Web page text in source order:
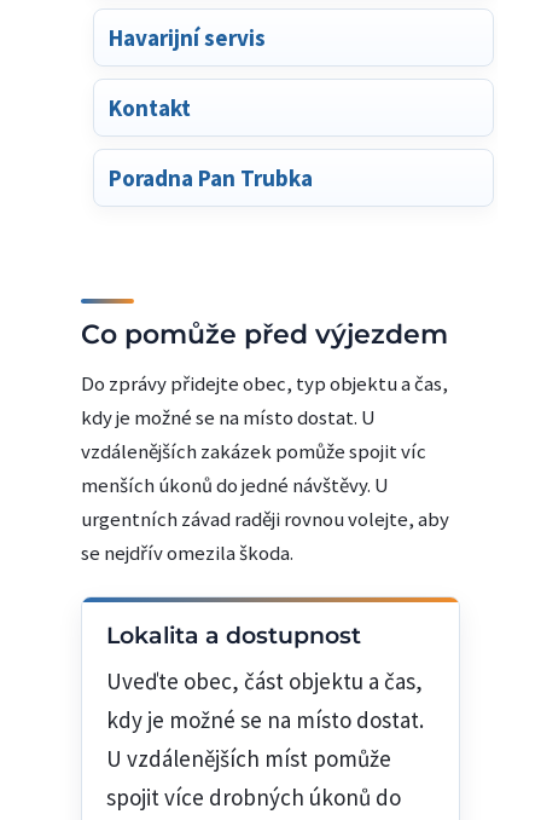
Havarijní servis
Kontakt
Poradna Pan Trubka
Co pomůže před výjezdem
Do zprávy přidejte obec, typ objektu a čas,
kdy je možné se na místo dostat. U
vzdálenějších zakázek pomůže spojit víc
menších úkonů do jedné návštěvy. U
urgentních závad raději rovnou volejte, aby
se nejdřív omezila škoda.
Lokalita a dostupnost
Uveďte obec, část objektu a čas,
kdy je možné se na místo dostat.
U vzdálenějších míst pomůže
spojit více drobných úkonů do